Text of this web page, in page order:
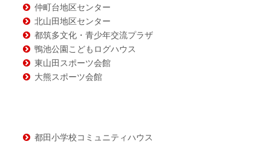
仲町台地区センター
北山田地区センター
都筑多文化・青少年交流プラザ
鴨池公園こどもログハウス
東山田スポーツ会館
大熊スポーツ会館
都田小学校コミュニティハウス